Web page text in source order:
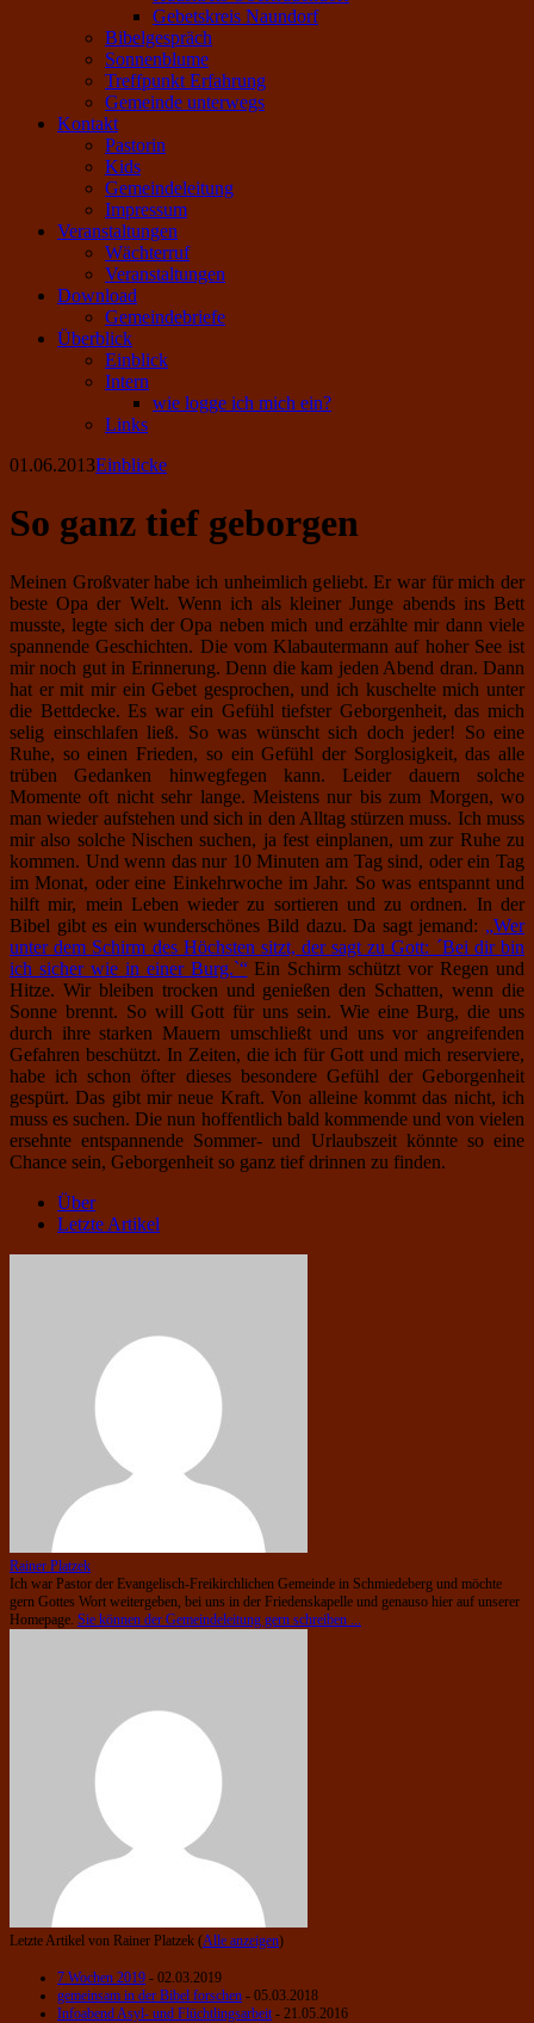
Gebetskreis Naundorf
Bibelgespräch
Sonnenblume
Treffpunkt Erfahrung
Gemeinde unterwegs
Kontakt
Pastorin
Kids
Gemeindeleitung
Impressum
Veranstaltungen
Wächterruf
Veranstaltungen
Download
Gemeindebriefe
Überblick
Einblick
Intern
wie logge ich mich ein?
Links
01.06.2013Einblicke
So ganz tief geborgen
Meinen Großvater habe ich unheimlich geliebt. Er war für mich der
beste Opa der Welt. Wenn ich als kleiner Junge abends ins Bett
musste, legte sich der Opa neben mich und erzählte mir dann viele
spannende Geschichten. Die vom Klabautermann auf hoher See ist
mir noch gut in Erinnerung. Denn die kam jeden Abend dran. Dann
hat er mit mir ein Gebet gesprochen, und ich kuschelte mich unter
die Bettdecke. Es war ein Gefühl tiefster Geborgenheit, das mich
selig einschlafen ließ. So was wünscht sich doch jeder! So eine
Ruhe, so einen Frieden, so ein Gefühl der Sorglosigkeit, das alle
trüben Gedanken hinwegfegen kann. Leider dauern solche
Momente oft nicht sehr lange. Meistens nur bis zum Morgen, wo
man wieder aufstehen und sich in den Alltag stürzen muss. Ich muss
mir also solche Nischen suchen, ja fest einplanen, um zur Ruhe zu
kommen. Und wenn das nur 10 Minuten am Tag sind, oder ein Tag
im Monat, oder eine Einkehrwoche im Jahr. So was entspannt und
hilft mir, mein Leben wieder zu sortieren und zu ordnen. In der
Bibel gibt es ein wunderschönes Bild dazu. Da sagt jemand: „Wer
unter dem Schirm des Höchsten sitzt, der sagt zu Gott: ´Bei dir bin
ich sicher wie in einer Burg.`“Ein Schirm schützt vor Regen und
Hitze. Wir bleiben trocken und genießen den Schatten, wenn die
Sonne brennt. So will Gott für uns sein. Wie eine Burg, die uns
durch ihre starken Mauern umschließt und uns vor angreifenden
Gefahren beschützt. In Zeiten, die ich für Gott und mich reserviere,
habe ich schon öfter dieses besondere Gefühl der Geborgenheit
gespürt. Das gibt mir neue Kraft. Von alleine kommt das nicht, ich
muss es suchen. Die nun hoffentlich bald kommende und von vielen
ersehnte entspannende Sommer- und Urlaubszeit könnte so eine
Chance sein, Geborgenheit so ganz tief drinnen zu finden.
Über
Letzte Artikel
Rainer Platzek
Ich war Pastor der Evangelisch-Freikirchlichen Gemeinde in Schmiedeberg und möchte
gern Gottes Wort weitergeben, bei uns in der Friedenskapelle und genauso hier auf unserer
Homepage. Sie können der Gemeindeleitung gern schreiben ...
Letzte Artikel von Rainer Platzek (Alle anzeigen)
7 Wochen 2019 - 02.03.2019
gemeinsam in der Bibel forschen - 05.03.2018
Infoabend Asyl- und Flüchtlingsarbeit- 21.05.2016